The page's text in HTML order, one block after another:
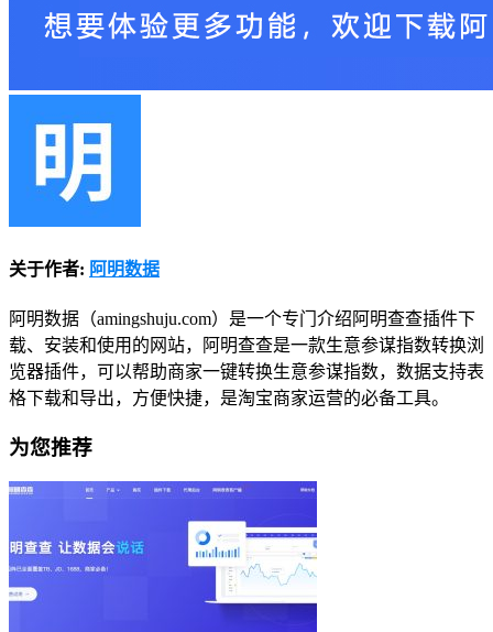
关于作者: 阿明数据
阿明数据（amingshuju.com）是一个专门介绍阿明查查插件下
载、安装和使用的网站，阿明查查是一款生意参谋指数转换浏
览器插件，可以帮助商家一键转换生意参谋指数，数据支持表
格下载和导出，方便快捷，是淘宝商家运营的必备工具。
为您推荐